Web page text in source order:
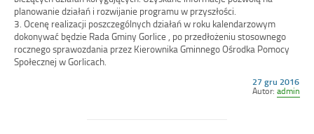
planowanie działań i rozwijanie programu w przyszłości.
3. Ocenę realizacji poszczególnych działań w roku kalendarzowym
dokonywać będzie Rada Gminy Gorlice , po przedłożeniu stosownego
rocznego sprawozdania przez Kierownika Gminnego Ośrodka Pomocy
Społecznej w Gorlicach.
Opublikowano
w
27 gru 2016
Autor: admin